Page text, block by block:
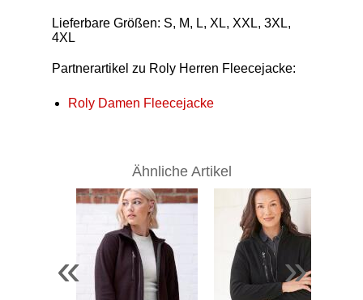
Lieferbare Größen: S, M, L, XL, XXL, 3XL,
4XL
Partnerartikel zu Roly Herren Fleecejacke:
Roly Damen Fleecejacke
Ähnliche Artikel
« »